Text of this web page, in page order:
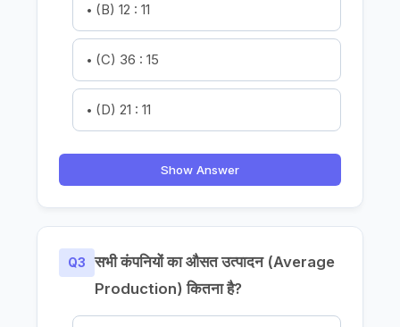
(B) 12 : 11
(C) 36 : 15
(D) 21 : 11
Show Answer
Q3
सभी कंपनियों का औसत उत्पादन (Average
Production) कितना है?